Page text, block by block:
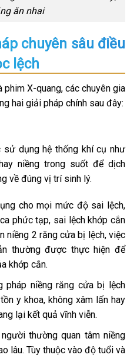
ăn nhai
chuyên sâu điều
lệch
X-quang, các chuyên gia
hai giải pháp chính sau đây:
dụng hệ thống khí cụ như
niềng trong suốt để dịch
về đúng vị trí sinh lý.
cho mọi mức độ sai lệch,
phức tạp, sai lệch khớp cắn
niềng 2 răng cửa bị lệch, việc
thường được thực hiện để
khớp cắn.
pháp niềng răng cửa bị lệch
y khoa, không xâm lấn hay
lại kết quả vĩnh viễn.
thường quan tâm niềng
lâu. Tùy thuộc vào độ tuổi và